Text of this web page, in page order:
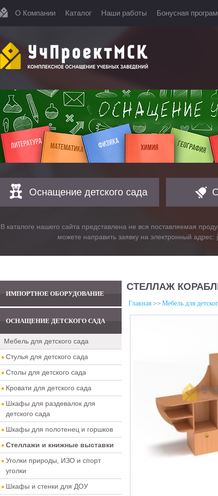
О Компании Каталог Наши работы Бонусная
Оснащение детского сада
В каталоге нашего сайта представлена не вся поставляемая
можете направить заявку на электронный адрес:
ИМПОРТНОЕ ОБОРУДОВАНИЕ
ОСНАЩЕНИЕ ДЕТСКОГО САДА
Мебель для детского сада
Стулья для детского сада
Столы для детского сада
Кровати для детского сада
Шкафы для раздевалок для
детского сада
Шкафы для полотенец и горшков
Стеллажи и книжные выставки
Уголки природы, ИЗО и спорт
уголки
Шкафы и стенки для ДОУ
СТЕЛЛАЖ
Главная Мебель для